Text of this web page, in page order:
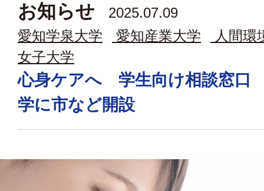
お知らせ
2025.07.09
愛知学泉大学
愛知産業大学
人間環
女子大学
心身ケアへ 学生向け相談窓口
学に市など開設